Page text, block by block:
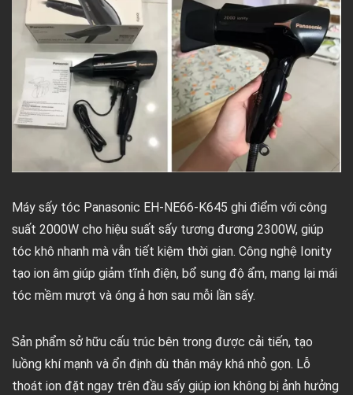
Máy sấy tóc Panasonic EH-NE66-K645 ghi điểm với công
suất 2000W cho hiệu suất sấy tương đương 2300W, giúp
tóc khô nhanh mà vẫn tiết kiệm thời gian. Công nghệ Ionity
tạo ion âm giúp giảm tĩnh điện, bổ sung độ ẩm, mang lại mái
tóc mềm mượt và óng ả hơn sau mỗi lần sấy.
Sản phẩm sở hữu cấu trúc bên trong được cải tiến, tạo
luồng khí mạnh và ổn định dù thân máy khá nhỏ gọn. Lỗ
thoát ion đặt ngay trên đầu sấy giúp ion không bị ảnh hưởng